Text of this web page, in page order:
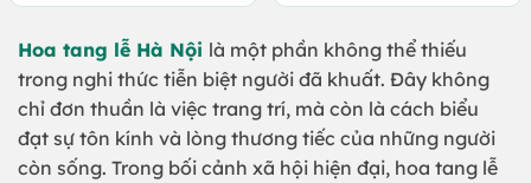
Hoa tang lễ Hà Nội là một phần không thể thiếu
trong nghi thức tiễn biệt người đã khuất. Đây không
chỉ đơn thuần là việc trang trí, mà còn là cách biểu
đạt sự tôn kính và lòng thương tiếc của những người
còn sống. Trong bối cảnh xã hội hiện đại, hoa tang lễ